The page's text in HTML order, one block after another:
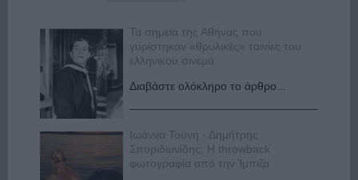
Τα σημεία της Αθήνας που
γυρίστηκαν «θρυλικές» ταινίες του
ελληνικού σινεμά
Διαβάστε ολόκληρο το άρθρο...
Ιωάννα Τούνη - Δημήτρης
Σπυριδωνίδης: Η throwback
φωτογραφία από την Ίμπιζα